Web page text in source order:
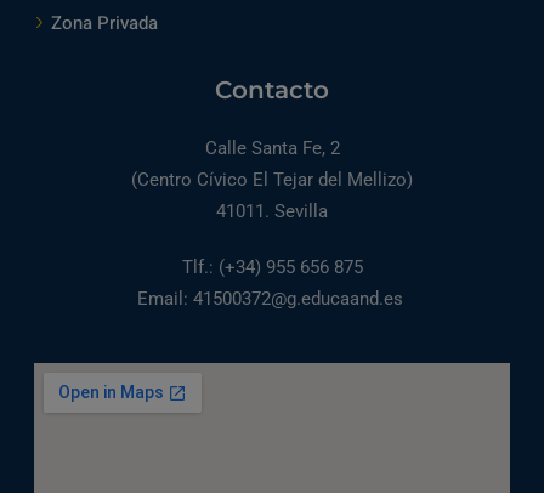
Zona Privada
Contacto
Calle Santa Fe, 2
(Centro Cívico El Tejar del Mellizo)
41011. Sevilla
Tlf.: (+34) 955 656 875
Email: 41500372@g.educaand.es